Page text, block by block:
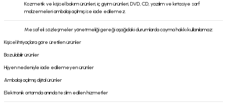
Kozmetik ve kişisel bakım ürünleri, iç giyim ürünleri, DVD, CD, yazılım ve kırtasiye sarf
malzemeleri ambalajı açılmış ise iade edilemez.
Mesafeli sözleşmeler yönetmeliği gereği aşağıdaki durumlarda cayma hakkı kullanılamaz:
Kişisel ihtiyaçlara göre üretilen ürünler
Bozulabilir ürünler
Hijyen nedeniyle iade edilemeyen ürünler
Ambalajı açılmış dijital ürünler
Elektronik ortamda anında teslim edilen hizmetler